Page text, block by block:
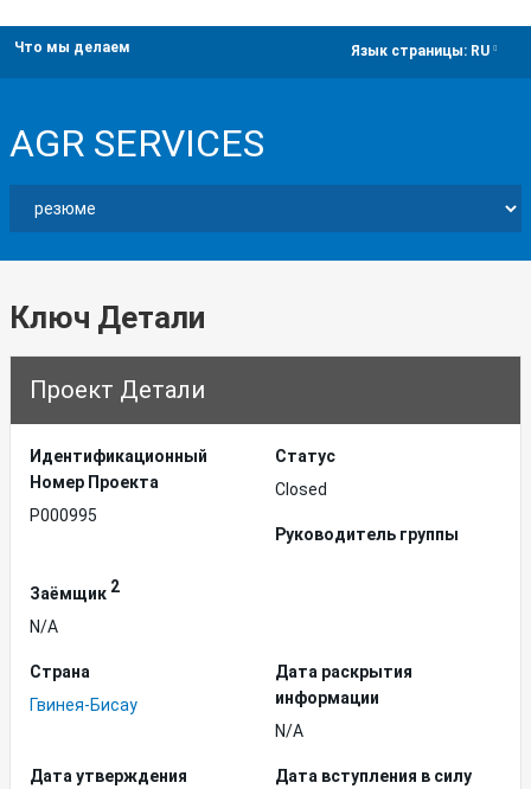
Что мы делаем Язык страницы: RU
AGR SERVICES
Ключ Детали
Проект Детали
Идентификационный
Hомер Проекта
P000995
Статус
Closed
Руководитель группы
Заёмщик 2
N/A
Страна
Гвинея-Бисау
Дата раскрытия
информации
N/A
Дата утверждения
Дата вступления в силу